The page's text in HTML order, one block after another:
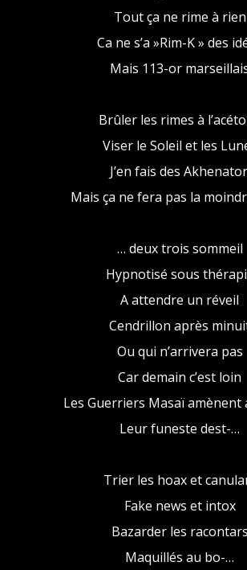
Tout ça ne rime à rien
Ca ne s’a »Rim-K » des
Mais 113-or
Brûler les rimes à
Viser le Soleil et les
J’en fais des
Mais ça ne fera pas la
… deux trois sommeil
Hypnotisé sous
A attendre un réveil
Cendrillon après
Ou qui n’arrivera pas
Car demain c’est loin
Les Guerriers Masaï amènent
Leur funeste dest-…
Trier les hoax et
Fake news et intox
Bazarder les racontars
Maquillés au bo-…